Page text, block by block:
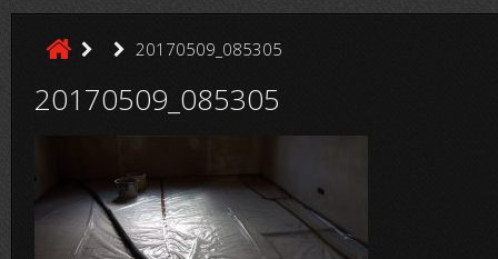
20170509_085305
20170509_085305